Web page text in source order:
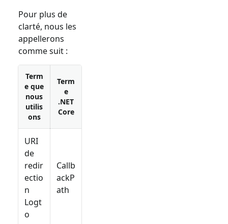
Pour plus de
clarté, nous les
appellerons
comme suit :
Term
e que
nous
utilis
ons
Term
e
.NET
Core
URI
de
redir
ectio
n
Logt
o
Callb
ackP
ath